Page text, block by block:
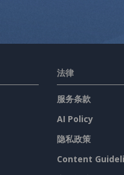
法律
服务条款
AI Policy
隐私政策
Content